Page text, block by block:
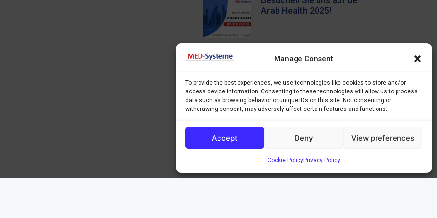
Manage Consent
To provide the best experiences, we use technologies like cookies to store and/or
access device information. Consenting to these technologies will allow us to process
data such as browsing behavior or unique IDs on this site. Not consenting or
withdrawing consent, may adversely affect certain features and functions.
Accept Deny View preferences
Cookie PolicyPrivacy Policy
Arab Health 2025!
Visit Us at Arab Health